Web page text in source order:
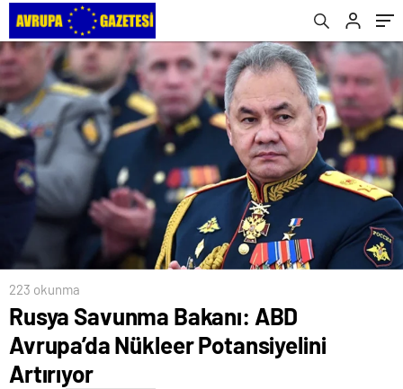
223 okunma
Rusya Savunma Bakanı: ABD
Avrupa’da Nükleer Potansiyelini
Artırıyor
veriyor